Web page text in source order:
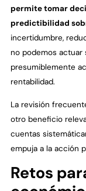
permite tomar
predictibilidad
incertidumbre,
no podemos
presumiblemente
rentabilidad.
La revisión
otro beneficio
cuentas
empuja a la acción
Retos